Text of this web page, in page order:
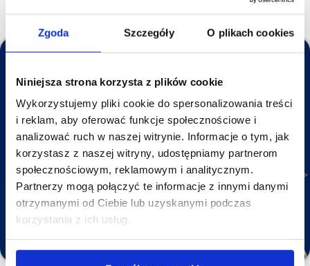
Zgoda Szczegóły O plikach cookies
Niniejsza strona korzysta z plików cookie
Wykorzystujemy pliki cookie do spersonalizowania treści
i reklam, aby oferować funkcje społecznościowe i
analizować ruch w naszej witrynie. Informacje o tym, jak
korzystasz z naszej witryny, udostępniamy partnerom
społecznościowym, reklamowym i analitycznym.
Partnerzy mogą połączyć te informacje z innymi danymi
otrzymanymi od Ciebie lub uzyskanymi podczas
korzystania z ich usług.
Potrzebujesz wsparcia?
doradztwa przy wyborze idealnego produktu, przez
wsparcie w składaniu zamówienia, aż po rozwiązanie
wszelkich wątpliwości, gdy nie wiesz, co będzie
najlepszym wyborem.
Napisz do nas
Zadzwoń do nas